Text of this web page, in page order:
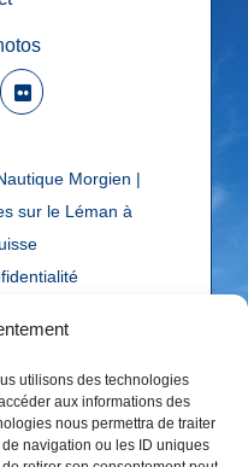
utilisons des technologies
aux informations des
nous permettra de traiter
navigation ou les ID uniques
Morgien |
sur le Léman à